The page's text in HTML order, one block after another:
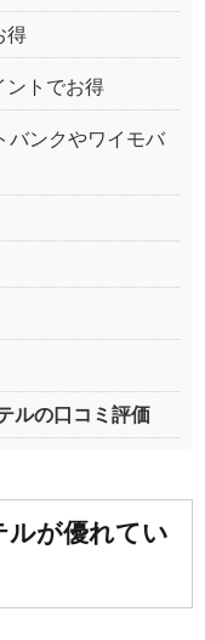
得
ントでお得
バンクやワイモバ
ルの口コミ評価
ルが優れてい